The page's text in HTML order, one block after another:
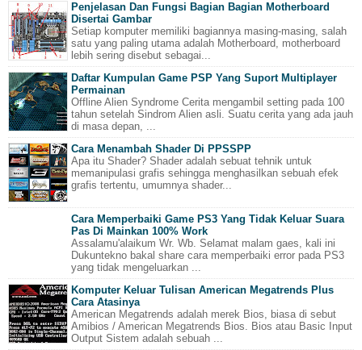
Penjelasan Dan Fungsi Bagian Bagian Motherboard
Disertai Gambar
Setiap komputer memiliki bagiannya masing-masing, salah
satu yang paling utama adalah Motherboard, motherboard
lebih sering disebut sebagai...
Daftar Kumpulan Game PSP Yang Suport Multiplayer
Permainan
Offline Alien Syndrome Cerita mengambil setting pada 100
tahun setelah Sindrom Alien asli. Suatu cerita yang ada jauh
di masa depan, ...
Cara Menambah Shader Di PPSSPP
Apa itu Shader? Shader adalah sebuat tehnik untuk
memanipulasi grafis sehingga menghasilkan sebuah efek
grafis tertentu, umumnya shader...
Cara Memperbaiki Game PS3 Yang Tidak Keluar Suara
Pas Di Mainkan 100% Work
Assalamu'alaikum Wr. Wb. Selamat malam gaes, kali ini
Dukuntekno bakal share cara memperbaiki error pada PS3
yang tidak mengeluarkan ...
Komputer Keluar Tulisan American Megatrends Plus
Cara Atasinya
American Megatrends adalah merek Bios, biasa di sebut
Amibios / American Megatrends Bios. Bios atau Basic Input
Output Sistem adalah sebuah ...